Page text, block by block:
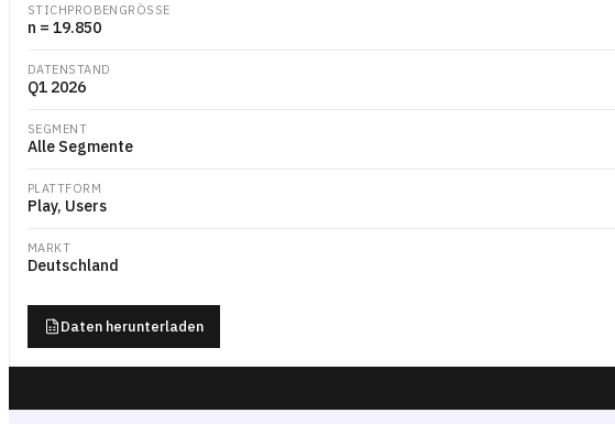
STICHPROBENGRÖSSE
n = 19.850
DATENSTAND
Q1 2026
SEGMENT
Alle Segmente
PLATTFORM
Play, Users
MARKT
Deutschland
Daten herunterladen